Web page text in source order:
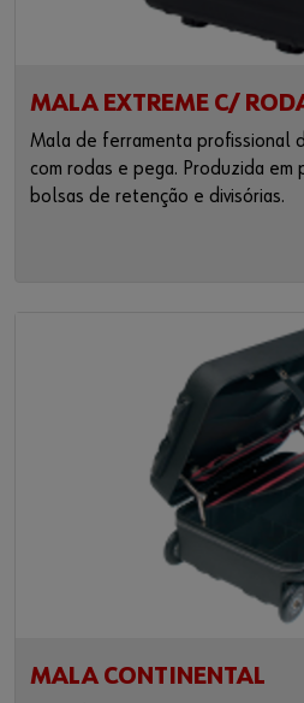
MALA EXTREME C/
Mala de ferramenta profissional
com rodas e pega. Produzida
bolsas de retenção e divisórias.
MALA CONTINENTAL